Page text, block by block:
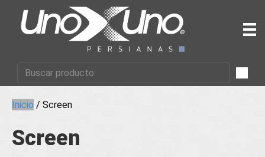
Inicio / Screen
Screen